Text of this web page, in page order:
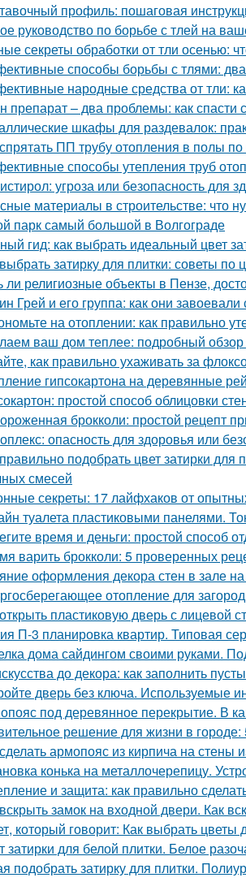
профиль: пошаговая
руководство по борьбе с тлей на
секреты обработки от тли осенью:
способы борьбы с тлями:
народные средства от тли:
препарат – два проблемы: как спасти
шкафы для раздевалок:
ПП трубу отопления в полы
способы утепления труб
угроза или безопасность для
материалы в строительстве: что
парк самый большой в Волгограде
гид: как выбрать идеальный цвет
затирку для плитки: советы по
ли религиозные объекты в Пензе,
Грей и его группа: как они
на отоплении: как правильно
ваш дом теплее: подробный
как правильно ухаживать за
гипсокартона на деревянные
простой способ облицовки
брокколи: простой рецепт
опасность для здоровья или
подобрать цвет затирки
смесей
секреты: 17 лайфхаков от
туалета пластиковыми панелями.
время и деньги: простой способ
варить брокколи: 5 проверенных
оформления декора стен в зале
отопление для
пластиковую дверь с лицевой
П-3 планировка квартир. Типовая
дома сайдингом своими руками.
до декора: как заполнить
дверь без ключа. Используемые
под деревянное перекрытие. В
решение для жизни в
армопояс из кирпича на
конька на металлочерепицу.
и защита: как правильно
замок на входной двери. Как
который говорит: Как выбрать цветы
затирки для белой плитки. Белое
подобрать затирку для плитки.